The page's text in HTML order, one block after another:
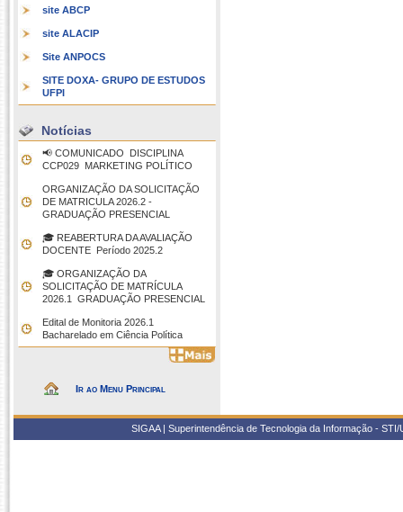
site ABCP
site ALACIP
Site ANPOCS
SITE DOXA- GRUPO DE ESTUDOS
UFPI
Notícias
📢 COMUNICADO  DISCIPLINA
CCP029  MARKETING POLÍTICO
ORGANIZAÇÃO DA SOLICITAÇÃO
DE MATRICULA 2026.2 -
GRADUAÇÃO PRESENCIAL
🎓 REABERTURA DA AVALIAÇÃO
DOCENTE  Período 2025.2
🎓 ORGANIZAÇÃO DA
SOLICITAÇÃO DE MATRÍCULA
2026.1  GRADUAÇÃO PRESENCIAL
Edital de Monitoria 2026.1 
Bacharelado em Ciência Política
Ir ao Menu Principal
SIGAA | Superintendência de Tecnologia da Informação -